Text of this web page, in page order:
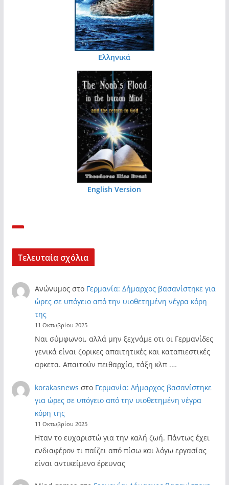
Ελληνικά
English Version
Τελευταία σχόλια
Ανώνυμος στο Γερμανία: Δήμαρχος βασανίστηκε για
ώρες σε υπόγειο από την υιοθετημένη νέγρα κόρη
της
11 Οκτωβρίου 2025
Ναι σύμφωνοι, αλλά μην ξεχνάμε οτι οι Γερμανίδες
γενικά είναι ζορικες απαιτητικές και καταπιεστικές
αρκετα. Απαιτούν πειθαρχία, τάξη κλπ .…
korakasnews στο Γερμανία: Δήμαρχος βασανίστηκε
για ώρες σε υπόγειο από την υιοθετημένη νέγρα
κόρη της
11 Οκτωβρίου 2025
Ηταν το ευχαριστώ για την καλή ζωή. Πάντως έχει
ενδιαφέρον τι παίζει από πίσω και λόγω εργασίας
είναι αντικείμενο έρευνας